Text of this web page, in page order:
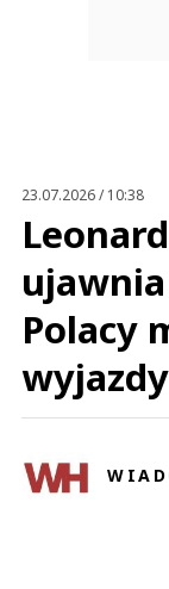
23.07.2026 / 10:38
Polacy